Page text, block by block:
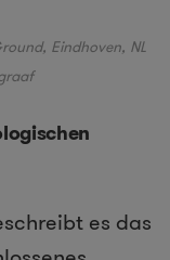
Eindhoven, NL
es das